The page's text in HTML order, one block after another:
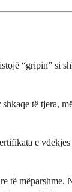
“gripin” si
të tjera,
e
të mëparshme.